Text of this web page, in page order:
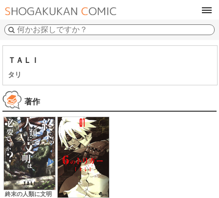
ＴＡＬＩ
タリ
著作
終末の人類に文明